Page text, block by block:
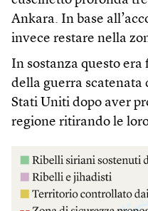
Ankara. In base
invece restare nella
In sostanza questo
della guerra scatenata
Stati Uniti dopo aver
regione ritirando le